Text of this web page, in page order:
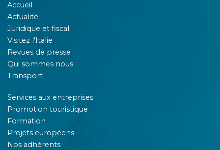
Accueil
Actualité
Juridique et fiscal
Visitez l'Italie
Revues de presse
Qui sommes nous
Transport
Services aux entreprises
Promotion touristique
Formation
Projets européens
Nos adhérents